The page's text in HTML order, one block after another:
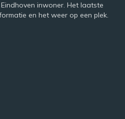
inwoner. Het laatste
en het weer op een plek.